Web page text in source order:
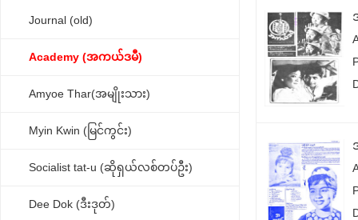
Journal (old)
Academy (အကယ်ဒမီ)
Amyoe Thar(အမျိုးသား)
Myin Kwin (မြင်ကွင်း)
Socialist tat-u (ဆိုရှယ်လစ်တပ်ဦး)
Dee Dok (ဒီးဒုတ်)